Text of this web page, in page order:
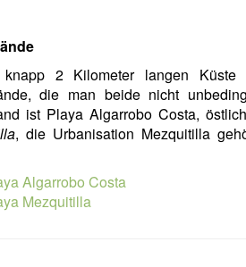
2 Kilometer langen
die man beide nicht
ist Playa Algarrobo Costa,
, die Urbanisation Mezquitilla
Algarrobo Costa
Mezquitilla